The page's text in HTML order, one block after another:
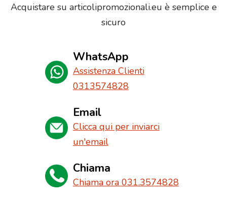
Acquistare su articolipromozionali.eu è semplice e
sicuro
WhatsApp
Assistenza Clienti
0313574828
Email
Clicca qui per inviarci
un'email
Chiama
Chiama ora 031.3574828